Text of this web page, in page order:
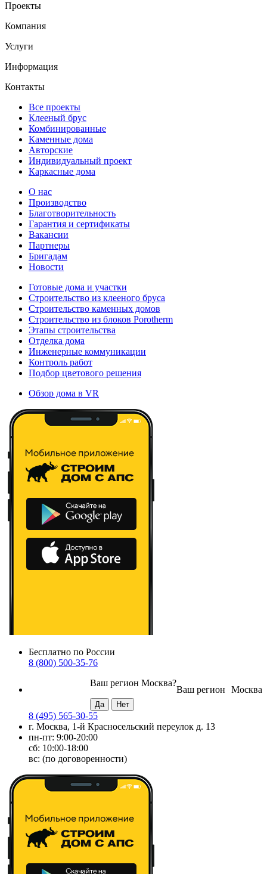
Проекты
Компания
Услуги
Информация
Контакты
Все проекты
Клееный брус
Комбинированные
Каменные дома
Авторские
Индивидуальный проект
Каркасные дома
О нас
Производство
Благотворительность
Гарантия и сертификаты
Вакансии
Партнеры
Бригадам
Новости
Готовые дома и участки
Строительство из клееного бруса
Строительство каменных домов
Строительство из блоков Porotherm
Этапы строительства
Отделка дома
Инженерные коммуникации
Контроль работ
Подбор цветового решения
Обзор дома в VR
Бесплатно по России
8 (800) 500-35-76
Москва
Ваш регион
Ваш регион Москва?
8 (495) 565-30-55
г. Москва, 1-й Красносельский переулок д. 13
пн-пт: 9:00-20:00
сб: 10:00-18:00
вс: (по договоренности)